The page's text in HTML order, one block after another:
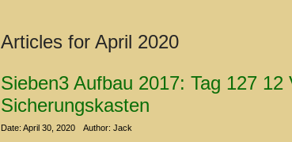
Articles for April 2020
Sieben3 Aufbau 2017: Tag 127
Sicherungskasten
Date: April 30, 2020 Author: Jack